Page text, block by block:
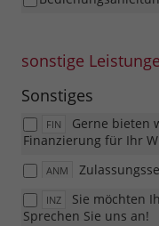
sonstige
Sonstiges
FIN
Gerne bieten
Finanzierung für Ihr
ANM
INZ
Sie möchten
Sprechen Sie uns an!